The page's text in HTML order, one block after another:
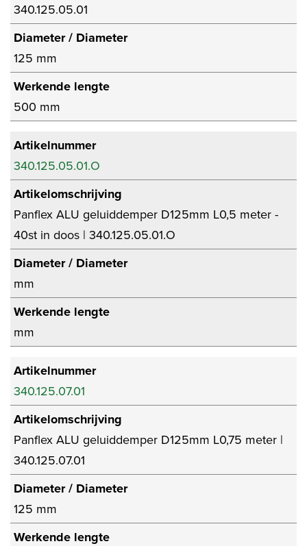
340.125.05.01
Diameter / Diameter
125 mm
Werkende lengte
500 mm
Artikelnummer
340.125.05.01.O
Artikelomschrijving
Panflex ALU geluiddemper D125mm L0,5 meter -
40st in doos | 340.125.05.01.O
Diameter / Diameter
mm
Werkende lengte
mm
Artikelnummer
340.125.07.01
Artikelomschrijving
Panflex ALU geluiddemper D125mm L0,75 meter |
340.125.07.01
Diameter / Diameter
125 mm
Werkende lengte